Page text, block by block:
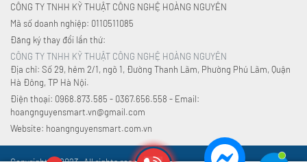
CÔNG TY TNHH KỸ THUẬT CÔNG NGHỆ HOÀNG NGUYÊN
Mã số doanh nghiệp: 0110511085
Đăng ký thay đổi lần thứ:
CÔNG TY TNHH KỸ THUẬT CÔNG NGHỆ HOÀNG NGUYÊN
Địa chỉ: Số 29, hẻm 2/1, ngõ 1, Đường Thanh Lãm, Phường Phú Lãm, Quận
Hà Đông, TP Hà Nội.
Điện thoại: 0968.873.585 - 0367.656.558 - Email:
hoangnguyensmart.vn@gmail.com
Website: hoangnguyensmart.com.vn